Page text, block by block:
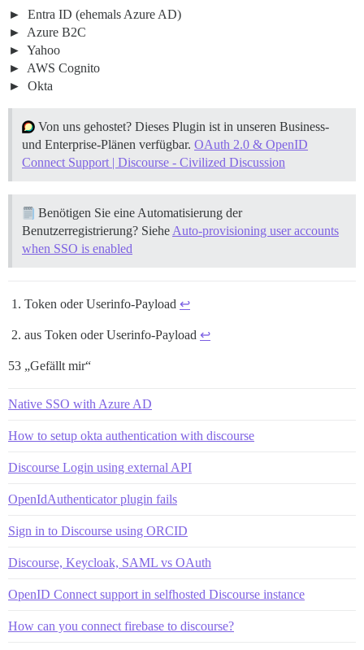
Entra ID (ehemals Azure AD)
Azure B2C
Yahoo
AWS Cognito
Okta
Von uns gehostet? Dieses Plugin ist in unseren Business-
und Enterprise-Plänen verfügbar. OAuth 2.0 & OpenID
Connect Support | Discourse - Civilized Discussion
Benötigen Sie eine Automatisierung der
Benutzerregistrierung? SieheAuto-provisioning user accounts
when SSO is enabled
Token oder Userinfo-Payload ↩︎
aus Token oder Userinfo-Payload ↩︎
53 „Gefällt mir“
Native SSO with Azure AD
How to setup okta authentication with discourse
Discourse Login using external API
OpenIdAuthenticator plugin fails
Sign in to Discourse using ORCID
Discourse, Keycloak, SAML vs OAuth
OpenID Connect support in selfhosted Discourse instance
How can you connect firebase to discourse?